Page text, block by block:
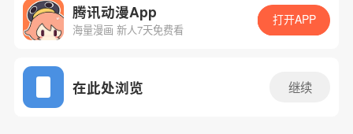
App免费看
腾讯动漫App
海量漫画 新人7天免费看
打开APP
在此处浏览 继续